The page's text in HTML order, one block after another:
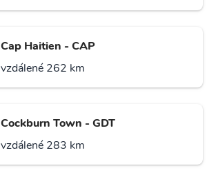
Cap Haitien - CAP
vzdálené 262 km
Cockburn Town - GDT
vzdálené 283 km